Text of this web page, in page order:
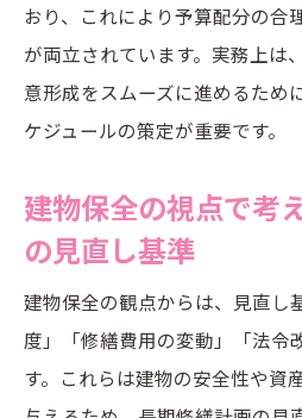
おり、これにより予算配分の合
が両立されています。実務上は
意形成をスムーズに進めるため
ケジュールの策定が重要です。
建物保全の視点で考
の見直し基準
建物保全の観点からは、見直し
度」「修繕費用の変動」「法令
す。これらは建物の安全性や資